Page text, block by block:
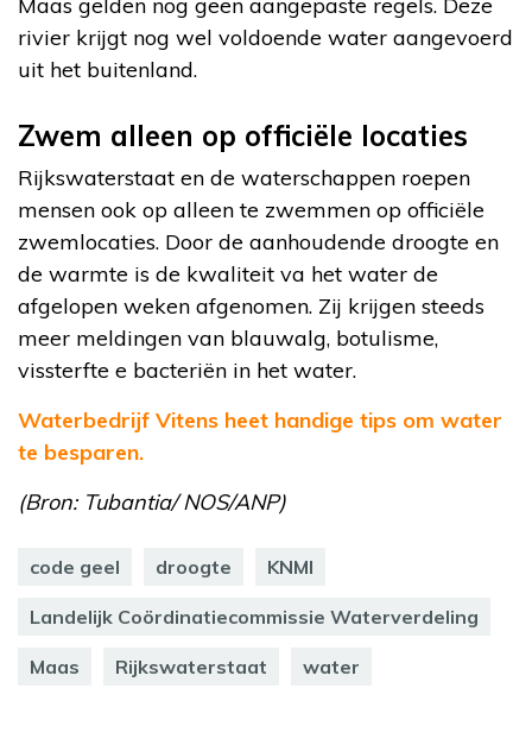
rivier krijgt nog wel voldoende water aangevoerd
uit het buitenland.
Zwem alleen op officiële locaties
Rijkswaterstaat en de waterschappen roepen
mensen ook op alleen te zwemmen op officiële
zwemlocaties. Door de aanhoudende droogte en
de warmte is de kwaliteit va het water de
afgelopen weken afgenomen. Zij krijgen steeds
meer meldingen van blauwalg, botulisme,
vissterfte e bacteriën in het water.
Waterbedrijf Vitens heet handige tips om water
te besparen.
(Bron: Tubantia/ NOS/ANP)
code geel droogte KNMI
Landelijk Coördinatiecommissie Waterverdeling
Maas Rijkswaterstaat water